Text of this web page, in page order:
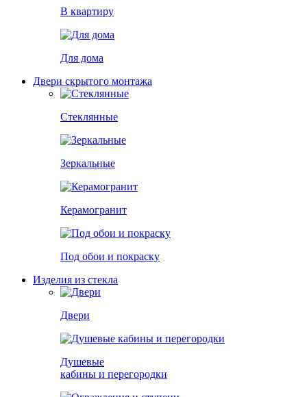
В квартиру
Для дома
Двери скрытого монтажа
Стеклянные
Зеркальные
Керамогранит
Под обои и покраску
Изделия из стекла
Двери
Душевые
кабины и перегородки